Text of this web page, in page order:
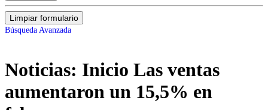
Limpiar formulario
Búsqueda Avanzada
Noticias: Inicio Las ventas
aumentaron un 15,5% en